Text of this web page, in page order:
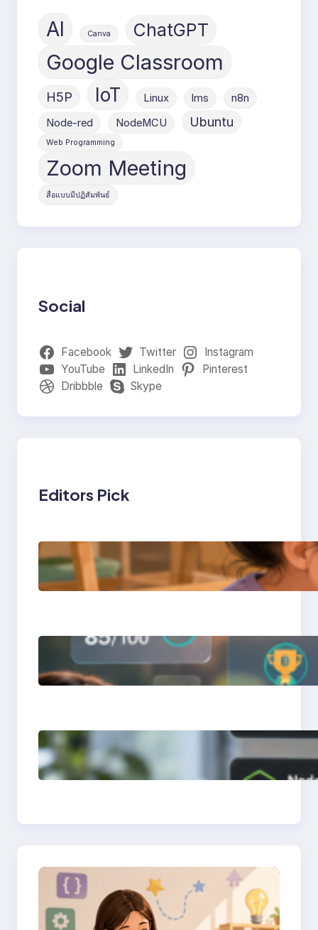
AI Canva ChatGPT
Google Classroom
H5P IoT Linux lms
n8n
Node-red
NodeMCU Ubuntu
Web Programming
Zoom Meeting
สื่อแบบมีปฏิสัมพันธ์
Social
Facebook Twitter
Instagram
YouTube
LinkedIn
Pinterest
Dribbble
Skype
Editors Pick
การสอนเขียนโปรแกรม
(Coding) สำหรับเด็กเล็ก
การสร้างระบบ Online
Learning ด้วย Moodle
LMS
การจำลอง Server ทด
สอบแล็ปด้วย Laragon